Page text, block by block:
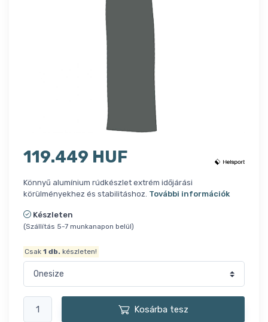
119.449 HUF
Könnyű alumínium rúdkészlet extrém időjárási
körülményekhez és stabilitáshoz. További információk
Készleten
(Szállítás 5-7 munkanapon belül)
Csak1 db. készleten!
Kosárba tesz